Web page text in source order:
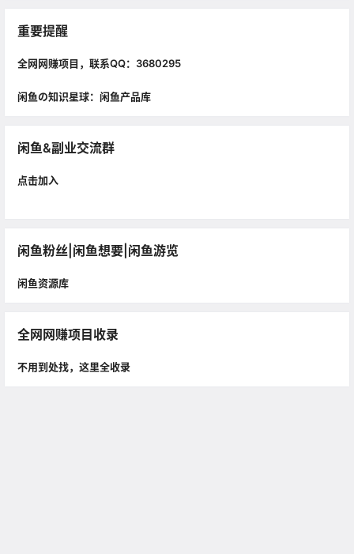
重要提醒
全网网赚项目，联系QQ：3680295
闲鱼の知识星球：闲鱼产品库
闲鱼&副业交流群
点击加入
闲鱼粉丝|闲鱼想要|闲鱼游览
闲鱼资源库
全网网赚项目收录
不用到处找，这里全收录